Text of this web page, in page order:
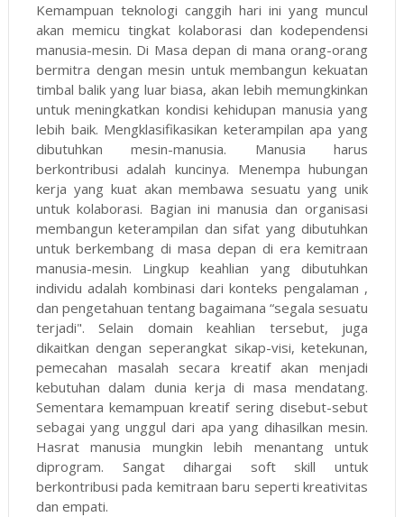
Kemampuan teknologi canggih hari ini yang muncul
akan memicu tingkat kolaborasi dan kodependensi
manusia-mesin. Di Masa depan di mana orang-orang
bermitra dengan mesin untuk membangun kekuatan
timbal balik yang luar biasa, akan lebih memungkinkan
untuk meningkatkan kondisi kehidupan manusia yang
lebih baik. Mengklasifikasikan keterampilan apa yang
dibutuhkan mesin-manusia. Manusia harus
berkontribusi adalah kuncinya. Menempa hubungan
kerja yang kuat akan membawa sesuatu yang unik
untuk kolaborasi. Bagian ini manusia dan organisasi
membangun keterampilan dan sifat yang dibutuhkan
untuk berkembang di masa depan di era kemitraan
manusia-mesin. Lingkup keahlian yang dibutuhkan
individu adalah kombinasi dari konteks pengalaman ,
dan pengetahuan tentang bagaimana “segala sesuatu
terjadi". Selain domain keahlian tersebut, juga
dikaitkan dengan seperangkat sikap-visi, ketekunan,
pemecahan masalah secara kreatif akan menjadi
kebutuhan dalam dunia kerja di masa mendatang.
Sementara kemampuan kreatif sering disebut-sebut
sebagai yang unggul dari apa yang dihasilkan mesin.
Hasrat manusia mungkin lebih menantang untuk
diprogram. Sangat dihargai soft skill untuk
berkontribusi pada kemitraan baru seperti kreativitas
dan empati.